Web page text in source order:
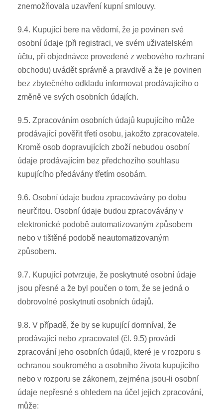
znemožňovala uzavření kupní smlouvy.
9.4. Kupující bere na vědomí, že je povinen své
osobní údaje (při registraci, ve svém uživatelském
účtu, při objednávce provedené z webového rozhraní
obchodu) uvádět správně a pravdivě a že je povinen
bez zbytečného odkladu informovat prodávajícího o
změně ve svých osobních údajích.
9.5. Zpracováním osobních údajů kupujícího může
prodávající pověřit třetí osobu, jakožto zpracovatele.
Kromě osob dopravujících zboží nebudou osobní
údaje prodávajícím bez předchozího souhlasu
kupujícího předávány třetím osobám.
9.6. Osobní údaje budou zpracovávány po dobu
neurčitou. Osobní údaje budou zpracovávány v
elektronické podobě automatizovaným způsobem
nebo v tištěné podobě neautomatizovaným
způsobem.
9.7. Kupující potvrzuje, že poskytnuté osobní údaje
jsou přesné a že byl poučen o tom, že se jedná o
dobrovolné poskytnutí osobních údajů.
9.8. V případě, že by se kupující domníval, že
prodávající nebo zpracovatel (čl. 9.5) provádí
zpracování jeho osobních údajů, které je v rozporu s
ochranou soukromého a osobního života kupujícího
nebo v rozporu se zákonem, zejména jsou-li osobní
údaje nepřesné s ohledem na účel jejich zpracování,
může: